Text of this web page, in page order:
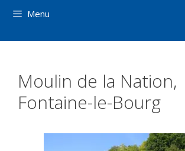
Menu
Moulin de la Nation,
Fontaine-le-Bourg